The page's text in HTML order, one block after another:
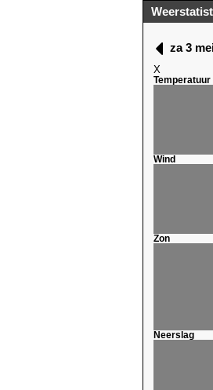
za 3
X
Temperatuur
Wind
Zon
Neerslag